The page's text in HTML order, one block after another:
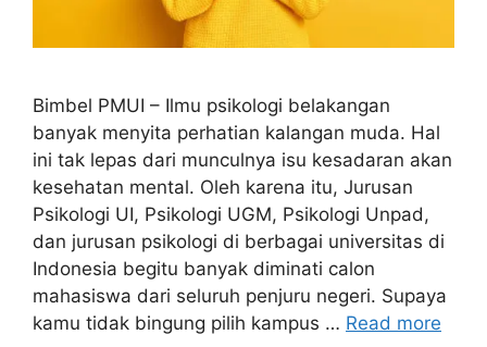
Bimbel PMUI – Ilmu psikologi belakangan
banyak menyita perhatian kalangan muda. Hal
ini tak lepas dari munculnya isu kesadaran akan
kesehatan mental. Oleh karena itu, Jurusan
Psikologi UI, Psikologi UGM, Psikologi Unpad,
dan jurusan psikologi di berbagai universitas di
Indonesia begitu banyak diminati calon
mahasiswa dari seluruh penjuru negeri. Supaya
kamu tidak bingung pilih kampus … Read more